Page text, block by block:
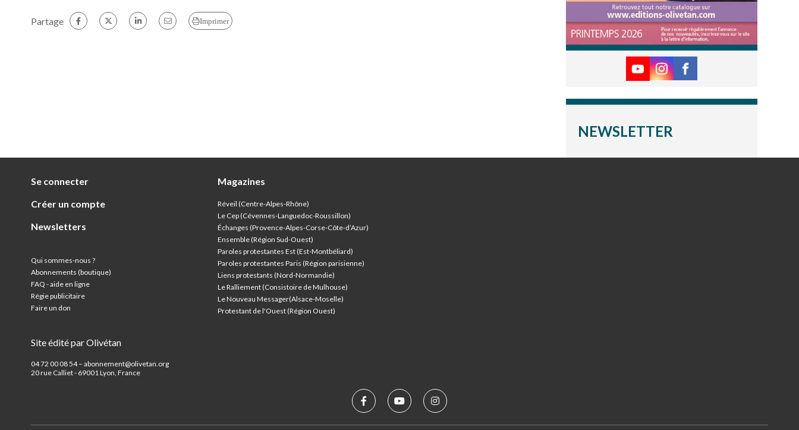
Partage Imprimer
NEWSLETTER
Se connecter
Créer un compte
Newsletters
Qui sommes-nous ?
Abonnements (boutique)
FAQ - aide en ligne
Régie publicitaire
Faire un don
Site édité par Olivétan
04 72 00 08 54 – abonnement@olivetan.org
20 rue Calliet - 69001 Lyon, France
Magazines
Réveil (Centre-Alpes-Rhône)
Le Cep (Cévennes-Languedoc-Roussillon)
Échanges (Provence-Alpes-Corse-Côte-d’Azur)
Ensemble (Région Sud-Ouest)
Paroles protestantes Est (Est-Montbéliard)
Paroles protestantes Paris (Région parisienne)
Liens protestants (Nord-Normandie)
Le Ralliement (Consistoire de Mulhouse)
Le Nouveau Messager(Alsace-Moselle)
Protestant de l'Ouest (Région Ouest)